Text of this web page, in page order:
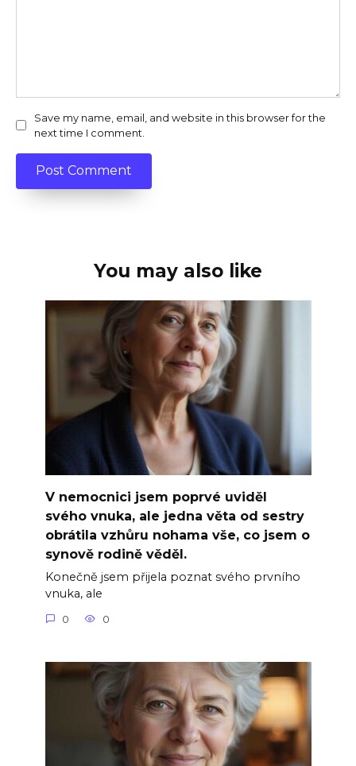
Save my name, email, and website in this browser for the
next time I comment.
You may also like
V nemocnici jsem poprvé uviděl
svého vnuka, ale jedna věta od sestry
obrátila vzhůru nohama vše, co jsem o
synově rodině věděl.
Konečně jsem přijela poznat svého prvního
vnuka, ale
0 0